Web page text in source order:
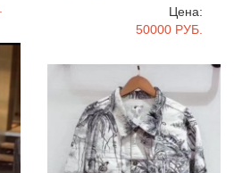
Цена:
50000 РУБ.